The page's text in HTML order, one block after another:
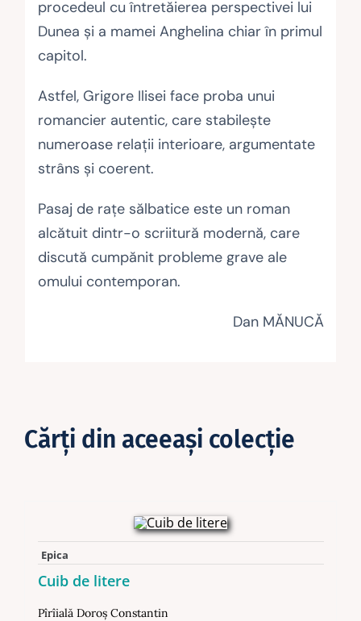
procedeul cu întretăierea perspectivei lui
Dunea şi a mamei Anghelina chiar în primul
capitol.
Astfel, Grigore Ilisei face proba unui
romancier autentic, care stabileşte
numeroase relaţii interioare, argumentate
strâns şi coerent.
Pasaj de raţe sălbatice este un roman
alcătuit dintr-o scriitură modernă, care
discută cumpănit probleme grave ale
omului contemporan.
Dan MĂNUCĂ
Cărţi din aceeaşi colecţie
Epica
Cuib de litere
Pîrîială Doroş Constantin